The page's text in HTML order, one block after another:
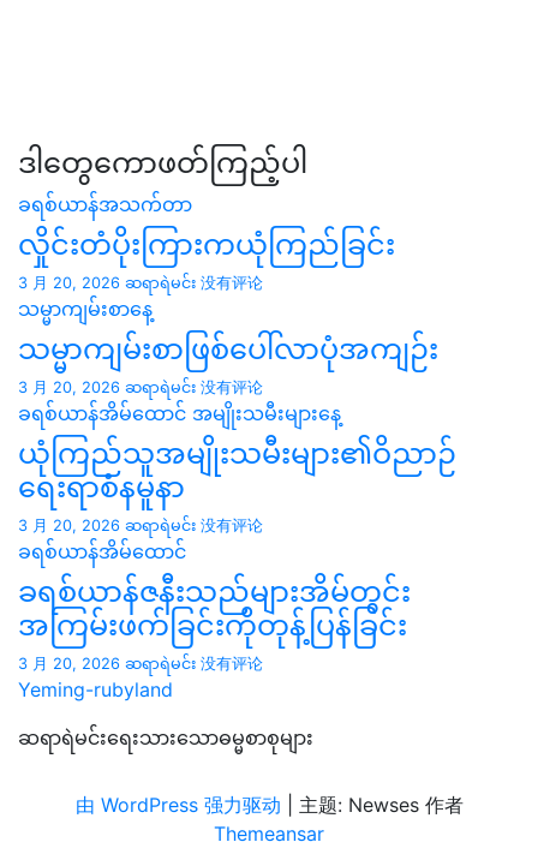
ဒါတွေကောဖတ်ကြည့်ပါ
ခရစ်ယာန်အသက်တာ
လှိုင်းတံပိုးကြားကယုံကြည်ခြင်း
3 月 20, 2026 ဆရာရဲမင်း 没有评论
သမ္မာကျမ်းစာနေ့
သမ္မာကျမ်းစာဖြစ်ပေါ်လာပုံအကျဉ်း
3 月 20, 2026 ဆရာရဲမင်း 没有评论
ခရစ်ယာန်အိမ်ထောင် အမျိုးသမီးများနေ့
ယုံကြည်သူအမျိုးသမီးများ၏ဝိညာဉ်
ရေးရာစံနမူနာ
3 月 20, 2026 ဆရာရဲမင်း 没有评论
ခရစ်ယာန်အိမ်ထောင်
ခရစ်ယာန်ဇနီးသည်များအိမ်တွင်း
အကြမ်းဖက်ခြင်းကိုတုန့်ပြန်ခြင်း
3 月 20, 2026 ဆရာရဲမင်း 没有评论
Yeming-rubyland
ဆရာရဲမင်းရေးသားသောဓမ္မစာစုများ
由 WordPress 强力驱动
主题: Newses 作者
Themeansar